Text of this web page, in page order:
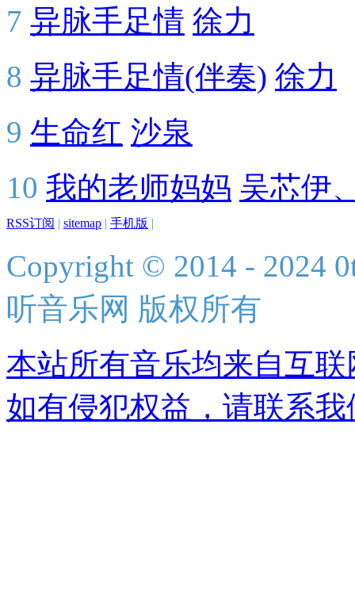
7 异脉手足情 徐力
8 异脉手足情(伴奏) 徐力
9 生命红 沙泉
10 我的老师妈妈 吴芯伊
RSS订阅 | sitemap | 手机版 |
Copyright © 2014 - 2024
听音乐网 版权所有
本站所有音乐均来自互
如有侵犯权益，请联系